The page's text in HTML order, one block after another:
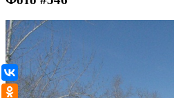
ВКонтакте
Одноклассники